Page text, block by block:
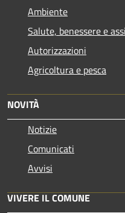
Ambiente
Salute, benessere e
Autorizzazioni
Agricoltura e pesca
NOVITÀ
Notizie
Comunicati
Avvisi
VIVERE IL COMUNE